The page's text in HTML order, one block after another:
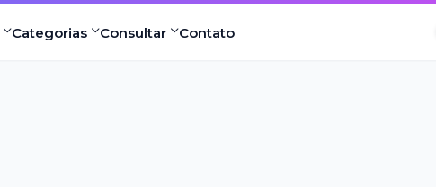
Categorias Consultar Contato